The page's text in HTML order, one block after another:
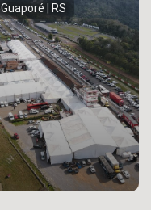
Guaporé | RS